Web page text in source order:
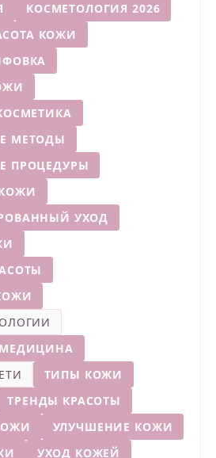
КОСМЕТОЛОГИЯ 2026
КОЖИ
МЕТОДЫ
ПРОЦЕДУРЫ
УХОД
ТИПЫ КОЖИ
ТРЕНДЫ КРАСОТЫ
УЛУЧШЕНИЕ КОЖИ
УХОД КОЖЕЙ